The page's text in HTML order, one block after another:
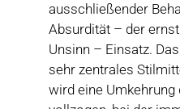
ausschließender
Absurdität – der
Unsinn – Einsatz.
sehr zentrales
wird eine Umkehrung